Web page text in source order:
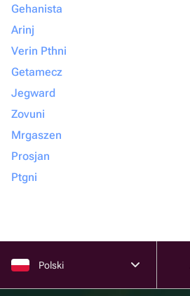
Gehanista
Arinj
Verin Pthni
Getamecz
Jegward
Zovuni
Mrgaszen
Prosjan
Ptgni
Polski